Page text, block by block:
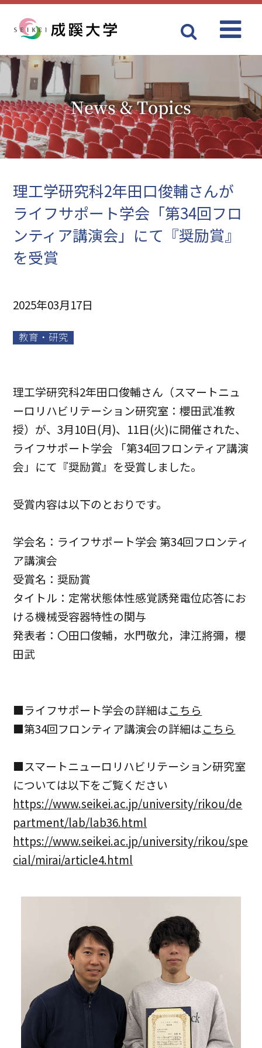
News & Topics
理工学研究科2年田口俊輔さんが
ライフサポート学会「第34回フロ
ンティア講演会」にて『奨励賞』
を受賞
2025年03月17日
教育・研究
理工学研究科2年田口俊輔さん（スマートニュ
ーロリハビリテーション研究室：櫻田武准教
授）が、3月10日(月)、11日(火)に開催された、
ライフサポート学会 「第34回フロンティア講演
会」にて『奨励賞』を受賞しました。
受賞内容は以下のとおりです。
学会名：ライフサポート学会 第34回フロンティ
ア講演会
受賞名：奨励賞
タイトル：定常状態体性感覚誘発電位応答にお
ける機械受容器特性の関与
発表者：〇田口俊輔，水門敬允，津江將彌，櫻
田武
■ライフサポート学会の詳細はこちら
■第34回フロンティア講演会の詳細はこちら
■スマートニューロリハビリテーション研究室
については以下をご覧ください
https://www.seikei.ac.jp/university/rikou/de
partment/lab/lab36.html
https://www.seikei.ac.jp/university/rikou/spe
cial/mirai/article4.html